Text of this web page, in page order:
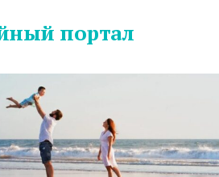
портал